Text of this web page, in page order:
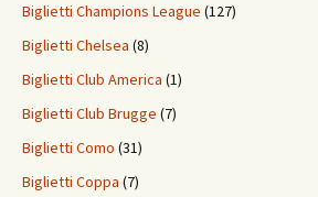
Biglietti Champions League (127)
Biglietti Chelsea (8)
Biglietti Club America (1)
Biglietti Club Brugge (7)
Biglietti Como (31)
Biglietti Coppa (7)